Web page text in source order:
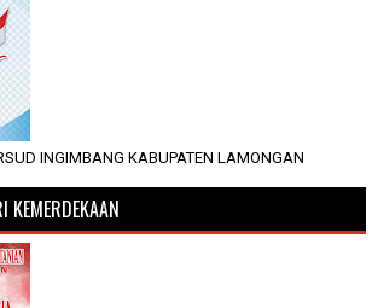
INGIMBANG KABUPATEN LAMONGAN
KEMERDEKAAN